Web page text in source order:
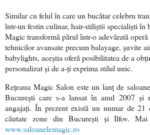
Similar cu felul în care un bucătar celebru
într-un festin culinar, hair-stiliștii specialiști în
Magic transformă părul într-o adevărată
tehnicilor avansate precum balayage, șuvite
babylights, aceștia oferă posibilitatea de a
personalizat și de a-ți exprima stilul unic.
Rețeaua Magic Salon este un lanț de
București care s-a lansat în anul 2007 și
angajați. În prezent există un numar de
căutate zone din București și Ilfov.
www.saloanelemagic.ro